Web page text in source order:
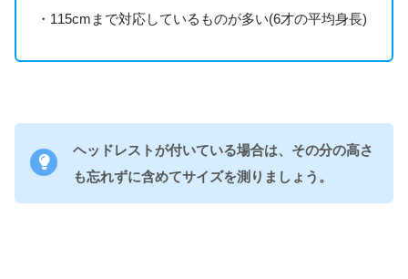
・115cmまで対応しているものが多い(6才の平均身長)
ヘッドレストが付いている場合は、その分の高さ
も忘れずに含めてサイズを測りましょう。